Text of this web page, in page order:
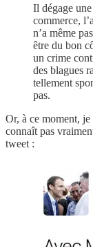
Il dégage
commerce,
n’a même
être du bon
un crime
des blagues
tellement
pas.
Or, à ce moment,
connaît pas
tweet :